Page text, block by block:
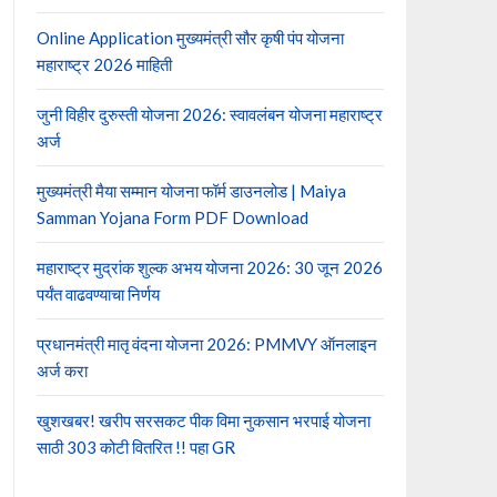
Online Application मुख्यमंत्री सौर कृषी पंप योजना
महाराष्ट्र 2026 माहिती
जुनी विहीर दुरुस्ती योजना 2026: स्वावलंबन योजना महाराष्ट्र
अर्ज
मुख्यमंत्री मैया सम्मान योजना फॉर्म डाउनलोड | Maiya
Samman Yojana Form PDF Download
महाराष्ट्र मुद्रांक शुल्क अभय योजना 2026: 30 जून 2026
पर्यंत वाढवण्याचा निर्णय
प्रधानमंत्री मातृ वंदना योजना 2026: PMMVY ऑनलाइन
अर्ज करा
खुशखबर! खरीप सरसकट पीक विमा नुकसान भरपाई योजना
साठी 303 कोटी वितरित !! पहा GR